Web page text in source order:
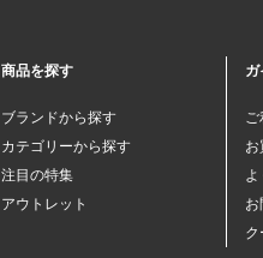
商品を探す
ブランドから探す
カテゴリーから探す
注目の特集
アウトレット
ガ
お
お
ク